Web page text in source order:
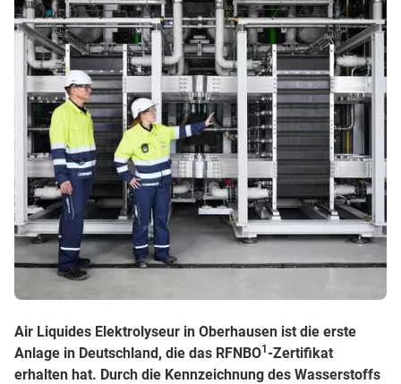
Air Liquides Elektrolyseur in Oberhausen ist die erste
Anlage in Deutschland, die das RFNBO1 -Zertifikat
erhalten hat. Durch die Kennzeichnung des Wasserstoffs